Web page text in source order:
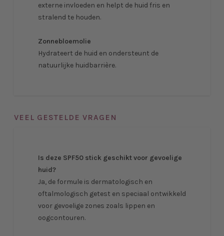
externe invloeden en helpt de huid fris en
stralend te houden.
Zonnebloemolie
Hydrateert de huid en ondersteunt de
natuurlijke huidbarrière.
VEEL GESTELDE VRAGEN
Is deze SPF50 stick geschikt voor gevoelige
huid?
Ja, de formule is dermatologisch en
oftalmologisch getest en speciaal ontwikkeld
voor gevoelige zones zoals lippen en
oogcontouren.